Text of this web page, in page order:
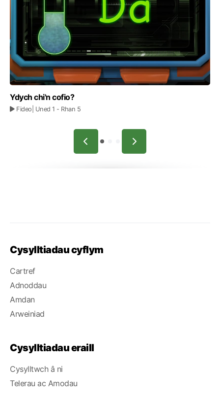
Ydych chi'n cofio?
Fideo | Uned 1 - Rhan 5
Cysylltiadau cyflym
Cartref
Adnoddau
Amdan
Arweiniad
Cysylltiadau eraill
Cysylltwch â ni
Telerau ac Amodau